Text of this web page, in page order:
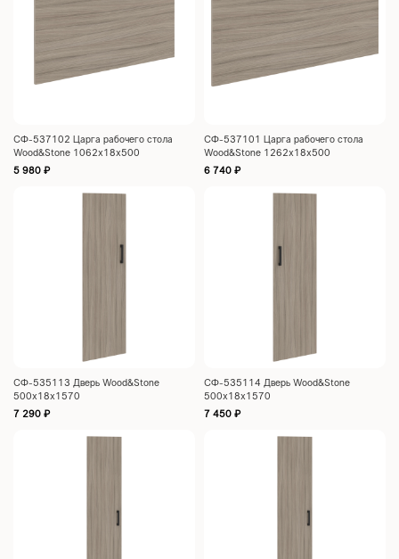
СФ-537102 Царга рабочего стола
Wood&Stone 1062х18х500
5 980 ₽
СФ-537101 Царга рабочего стола
Wood&Stone 1262х18х500
6 740 ₽
СФ-535113 Дверь Wood&Stone
500х18х1570
7 290 ₽
СФ-535114 Дверь Wood&Stone
500х18х1570
7 450 ₽